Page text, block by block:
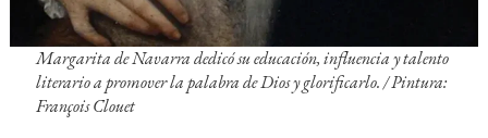
Margarita de Navarra dedicó su educación, influencia y talento
literario a promover la palabra de Dios y glorificarlo. / Pintura:
François Clouet